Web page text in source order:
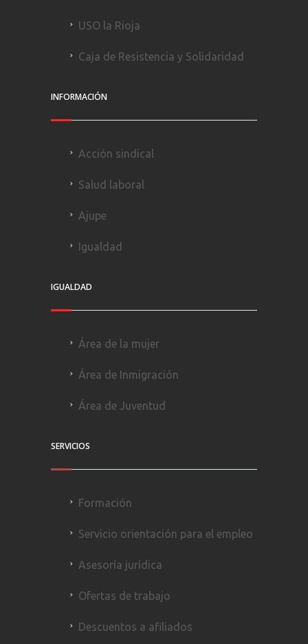
USO la Rioja
Caja de Resistencia y Solidaridad
INFORMACIÓN
Acción sindical
Salud laboral
Ajupe
Igualdad
IGUALDAD
Área de la mujer
Área de Inmigración
Área de Juventud
SERVICIOS
Formación
Servicio orientación para el empleo
Asesoría jurídica
Ofertas de trabajo
Descuentos a afiliados